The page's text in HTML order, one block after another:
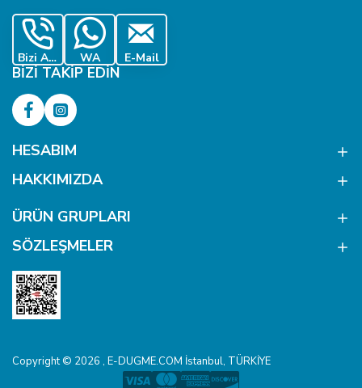
Bizi Ara WA E-Mail
BIZI TAKIP EDIN
HESABIM
HAKKIMIZDA
ÜRÜN GRUPLARI
SÖZLEŞMELER
Copyright © 2026 , E-DUGME.COM İstanbul, TÜRKİYE